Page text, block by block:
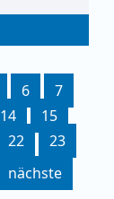
6
7
14
15
22
23
nächste